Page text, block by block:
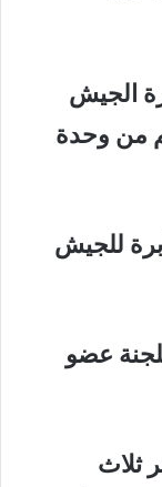
الجيش
من وحدة
للجيش
عضو
ثلاث